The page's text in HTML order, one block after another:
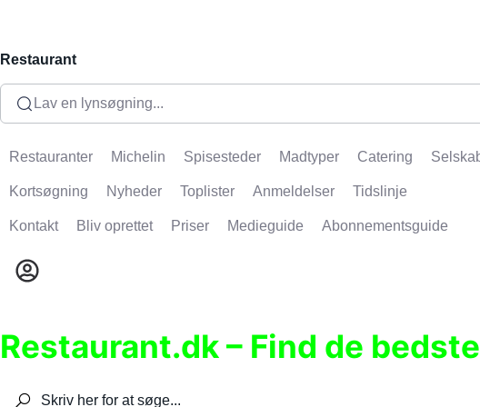
Restaurant
Lav en lynsøgning...
Restauranter Michelin Spisesteder Madtyper Catering
Kortsøgning Nyheder Toplister Anmeldelser Tidslinje
Kontakt Bliv oprettet Priser Medieguide Abonnementsguide
Restaurant.dk – Find de